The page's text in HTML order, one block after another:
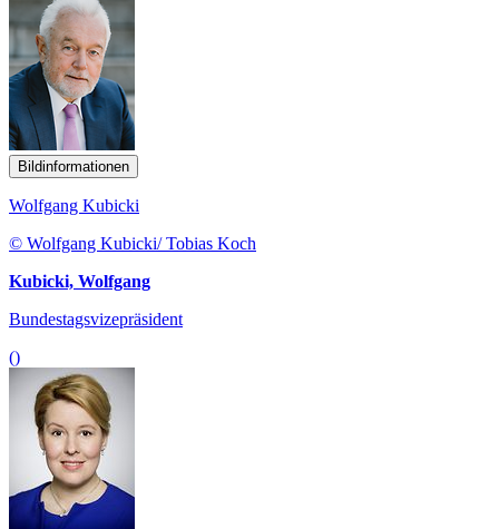
Bildinformationen
Wolfgang Kubicki
© Wolfgang Kubicki/ Tobias Koch
Kubicki, Wolfgang
Bundestagsvizepräsident
()